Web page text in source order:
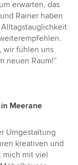
erwarten, das
Rainer haben
wir fühlen uns
neuen Raum!”
Meerane
Umgestaltung
kreativen und
mich mit viel